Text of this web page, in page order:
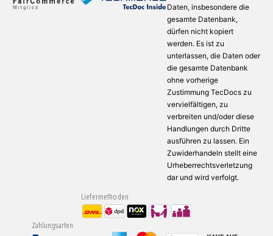
Daten, insbesondere die
gesamte Datenbank,
dürfen nicht kopiert
werden. Es ist zu
unterlassen, die Daten oder
die gesamte Datenbank
ohne vorherige
Zustimmung TecDocs zu
vervielfältigen, zu
verbreiten und/oder diese
Handlungen durch Dritte
ausführen zu lassen. Ein
Zuwiderhandeln stellt eine
Urheberrechtsverletzung
dar und wird verfolgt.
Liefermethoden
Zahlungsarten